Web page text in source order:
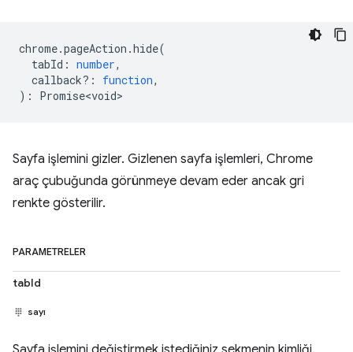
chrome.pageAction .hide(
tabId : number,
callback? : function,
) : Promise<void>
Sayfa işlemini gizler. Gizlenen sayfa işlemleri, Chrome
araç çubuğunda görünmeye devam eder ancak gri
renkte gösterilir.
PARAMETRELER
tabId
sayı